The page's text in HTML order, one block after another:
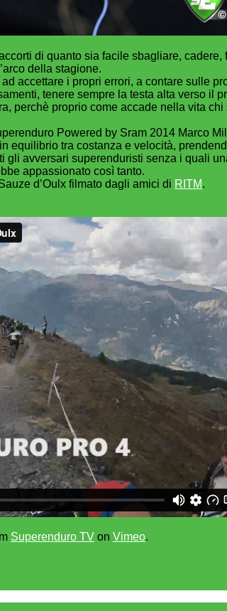
di quanto sia facile sbagliare, cadere,
della stagione.
accettare i propri errori, a contare sulle
tenere sempre la testa alta verso il
perchè proprio come accade nella vita
Powered by Sram 2014 Marco
equilibrio tra costanza e velocità,
gli avversari superenduristi senza i quali
appassionato così tanto.
d’Oulx filmato dagli amici di RITM.
Superenduro TV on Vimeo.